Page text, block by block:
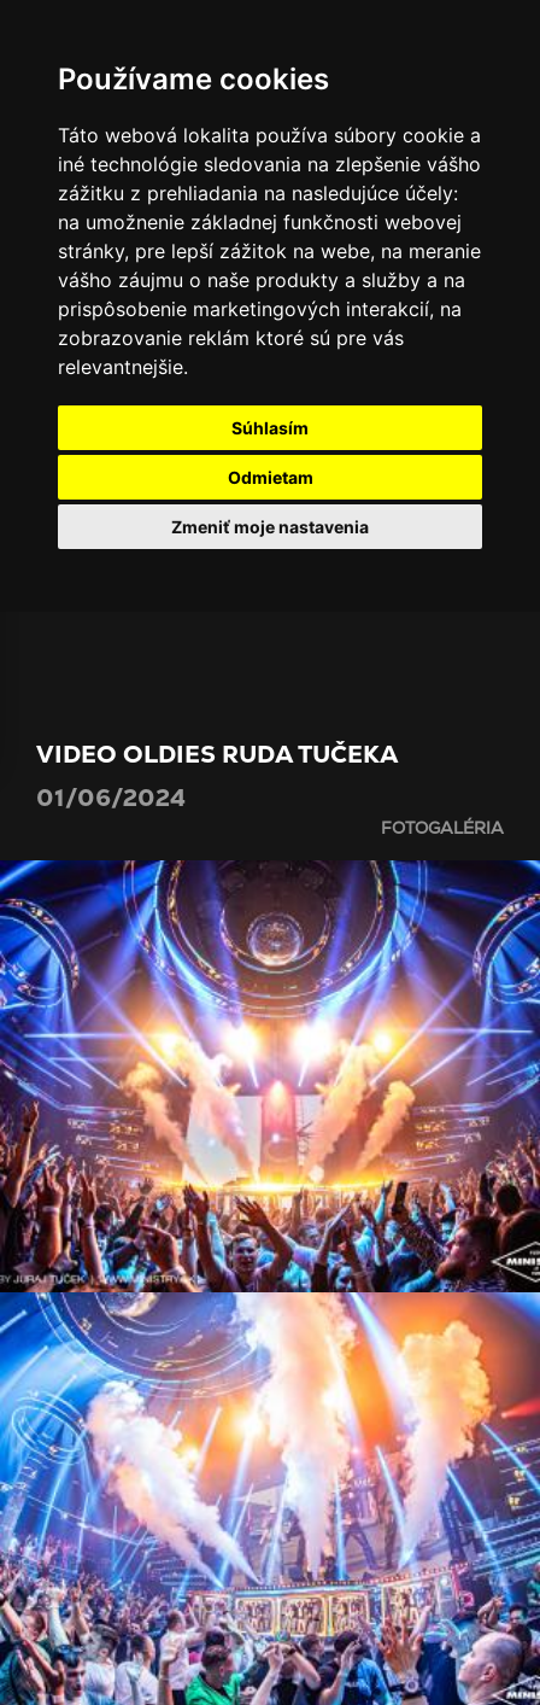
Používame cookies
Táto webová lokalita používa súbory cookie a
iné technológie sledovania na zlepšenie vášho
zážitku z prehliadania na nasledujúce účely:
na umožnenie základnej funkčnosti webovej
stránky, pre lepší zážitok na webe, na meranie
vášho záujmu o naše produkty a služby a na
prispôsobenie marketingových interakcií, na
zobrazovanie reklám ktoré sú pre vás
relevantnejšie.
Súhlasím
Odmietam
Zmeniť moje nastavenia
VIDEO OLDIES RUDA TUČEKA
01/06/2024
FOTOGALÉRIA